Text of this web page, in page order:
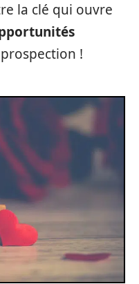
la clé qui ouvre
!